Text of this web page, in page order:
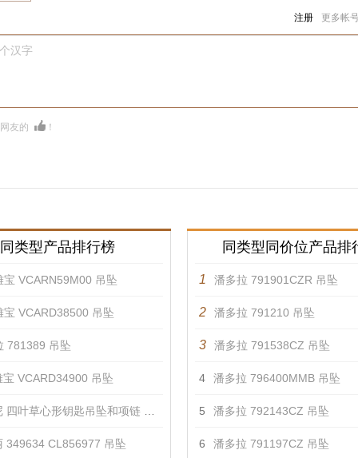
注册 更多帐
汉字
友的 ！
同类型产品排行榜
宝 VCARN59M00 吊坠
宝 VCARD38500 吊坠
781389 吊坠
宝 VCARD34900 吊坠
叶草心形钥匙吊坠和项链 吊坠
349634 CL856977 吊坠
同类型同价位产品排
1 潘多拉 791901CZR 吊坠
2 潘多拉 791210 吊坠
3 潘多拉 791538CZ 吊坠
4 潘多拉 796400MMB 吊坠
5 潘多拉 792143CZ 吊坠
6 潘多拉 791197CZ 吊坠